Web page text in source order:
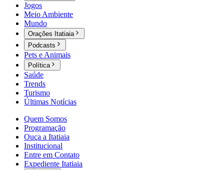
Jogos
Meio Ambiente
Mundo
Orações Itatiaia
Podcasts
Pets e Animais
Política
Saúde
Trends
Turismo
Últimas Notícias
Quem Somos
Programação
Ouça a Itatiaia
Institucional
Entre em Contato
Expediente Itatiaia